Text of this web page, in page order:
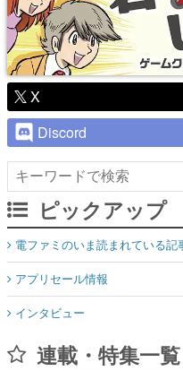
X
Discord
ピックアップ
電ファミのいま読まれている記
アプリセール情報
インタビュー
連載・特集一覧